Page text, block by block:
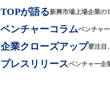
TOPが語る新興市場上場企業の
ベンチャーコラムベンチャ
企業クローズアップ要注目
プレスリリースベンチャー企